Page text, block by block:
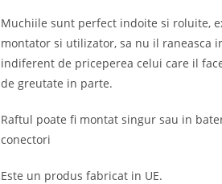
Muchiile sunt perfect indoite si roluite,
montator si utilizator, sa nu il raneasca
indiferent de priceperea celui care il
de greutate in parte.
Raftul poate fi montat singur sau in
conectori
Este un produs fabricat in UE.